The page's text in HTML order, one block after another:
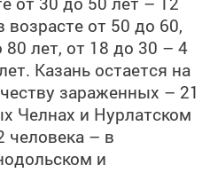
возрасте от 50 до 60,
лет, от 18 до 30 – 4
Казань остается на
зараженных – 21
Челнах и Нурлатском
человека – в
и